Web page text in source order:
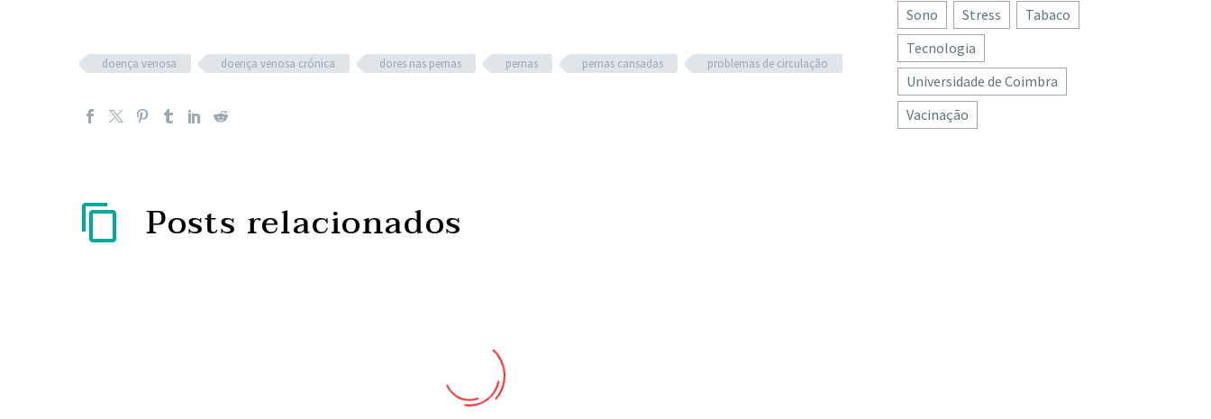
doença venosa doença venosa crónica dores nas pernas pernas pernas cansadas problemas de circulação
Posts relacionados
Sono
Stress
Tabaco
Tecnologia
Universidade de Coimbra
Vacinação